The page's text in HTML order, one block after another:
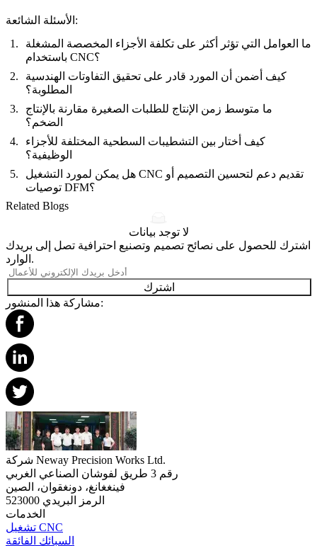
الأسئلة الشائعة:
ما العوامل التي تؤثر أكثر على تكلفة الأجزاء المخصصة المشغلة
باستخدام CNC؟
كيف أضمن أن المورد قادر على تحقيق التفاوتات الهندسية
المطلوبة؟
ما متوسط زمن الإنتاج للطلبات الصغيرة مقارنة بالإنتاج
الضخم؟
كيف أختار بين التشطيبات السطحية المختلفة للأجزاء
الوظيفية؟
هل يمكن لمورد التشغيل CNC تقديم دعم لتحسين التصميم أو
توصيات DFM؟
Related Blogs
لا توجد بيانات
اشترك للحصول على نصائح تصميم وتصنيع احترافية تصل إلى بريدك
الوارد.
اشترك
مشاركة هذا المنشور:
شركة Neway Precision Works Ltd.
رقم 3 طريق لفوشان الصناعي الغربي
فينغغانغ، دونغقوان، الصين
الرمز البريدي 523000
الخدمات
تشغيل CNC
السبائك الفائقة